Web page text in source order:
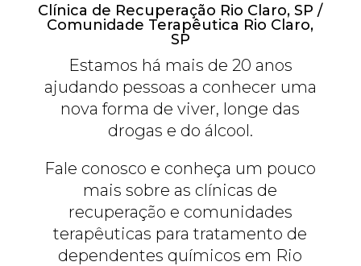
Clínica de Recuperação Rio Claro, SP /
Comunidade Terapêutica Rio Claro,
SP
Estamos há mais de 20 anos
ajudando pessoas a conhecer uma
nova forma de viver, longe das
drogas e do álcool.
Fale conosco e conheça um pouco
mais sobre as clínicas de
recuperação e comunidades
terapêuticas para tratamento de
dependentes químicos em Rio